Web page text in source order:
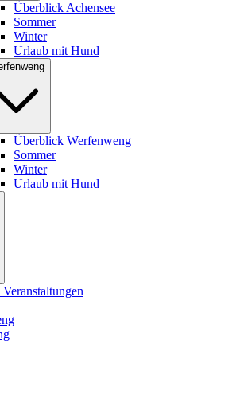
Überblick Achensee
Sommer
Winter
Urlaub mit Hund
Überblick Werfenweng
Sommer
Winter
Urlaub mit Hund